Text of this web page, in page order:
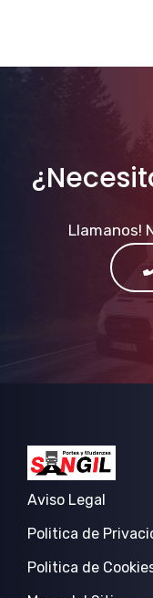
Llamanos!
Aviso Legal
Politica de
Politica de